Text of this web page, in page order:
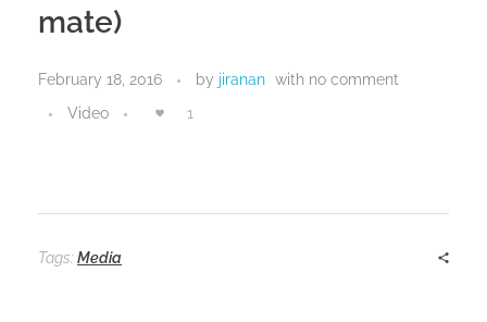
mate)
February 18, 2016 by jiranan with no comment
Video
1
Tags: Media